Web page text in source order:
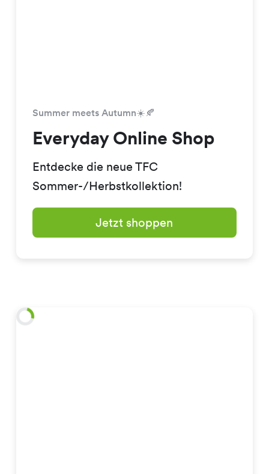
Summer meets Autumn☀️🍂
Everyday Online Shop
Entdecke die neue TFC
Sommer-/Herbstkollektion!
Jetzt shoppen